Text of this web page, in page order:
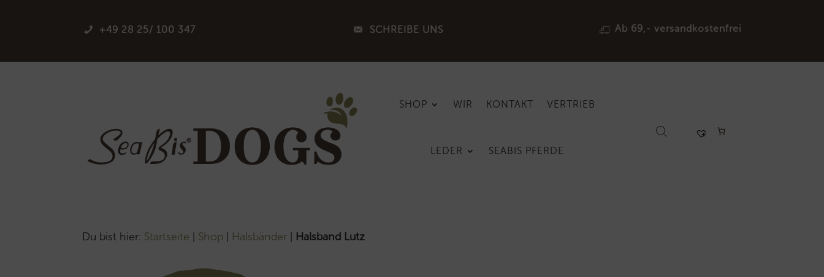
+49 28 25/ 100 347 SCHREIBE UNS Ab 69,- versandkostenfrei
SHOP WIR KONTAKT VERTRIEB
LEDER SEABIS PFERDE
Du bist hier: Startseite | Shop | Halsbänder | Halsband Lutz